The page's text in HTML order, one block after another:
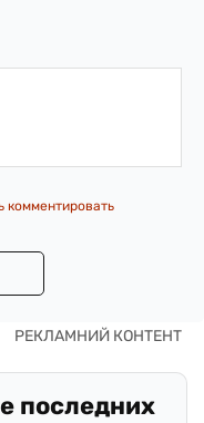
комментировать
последних